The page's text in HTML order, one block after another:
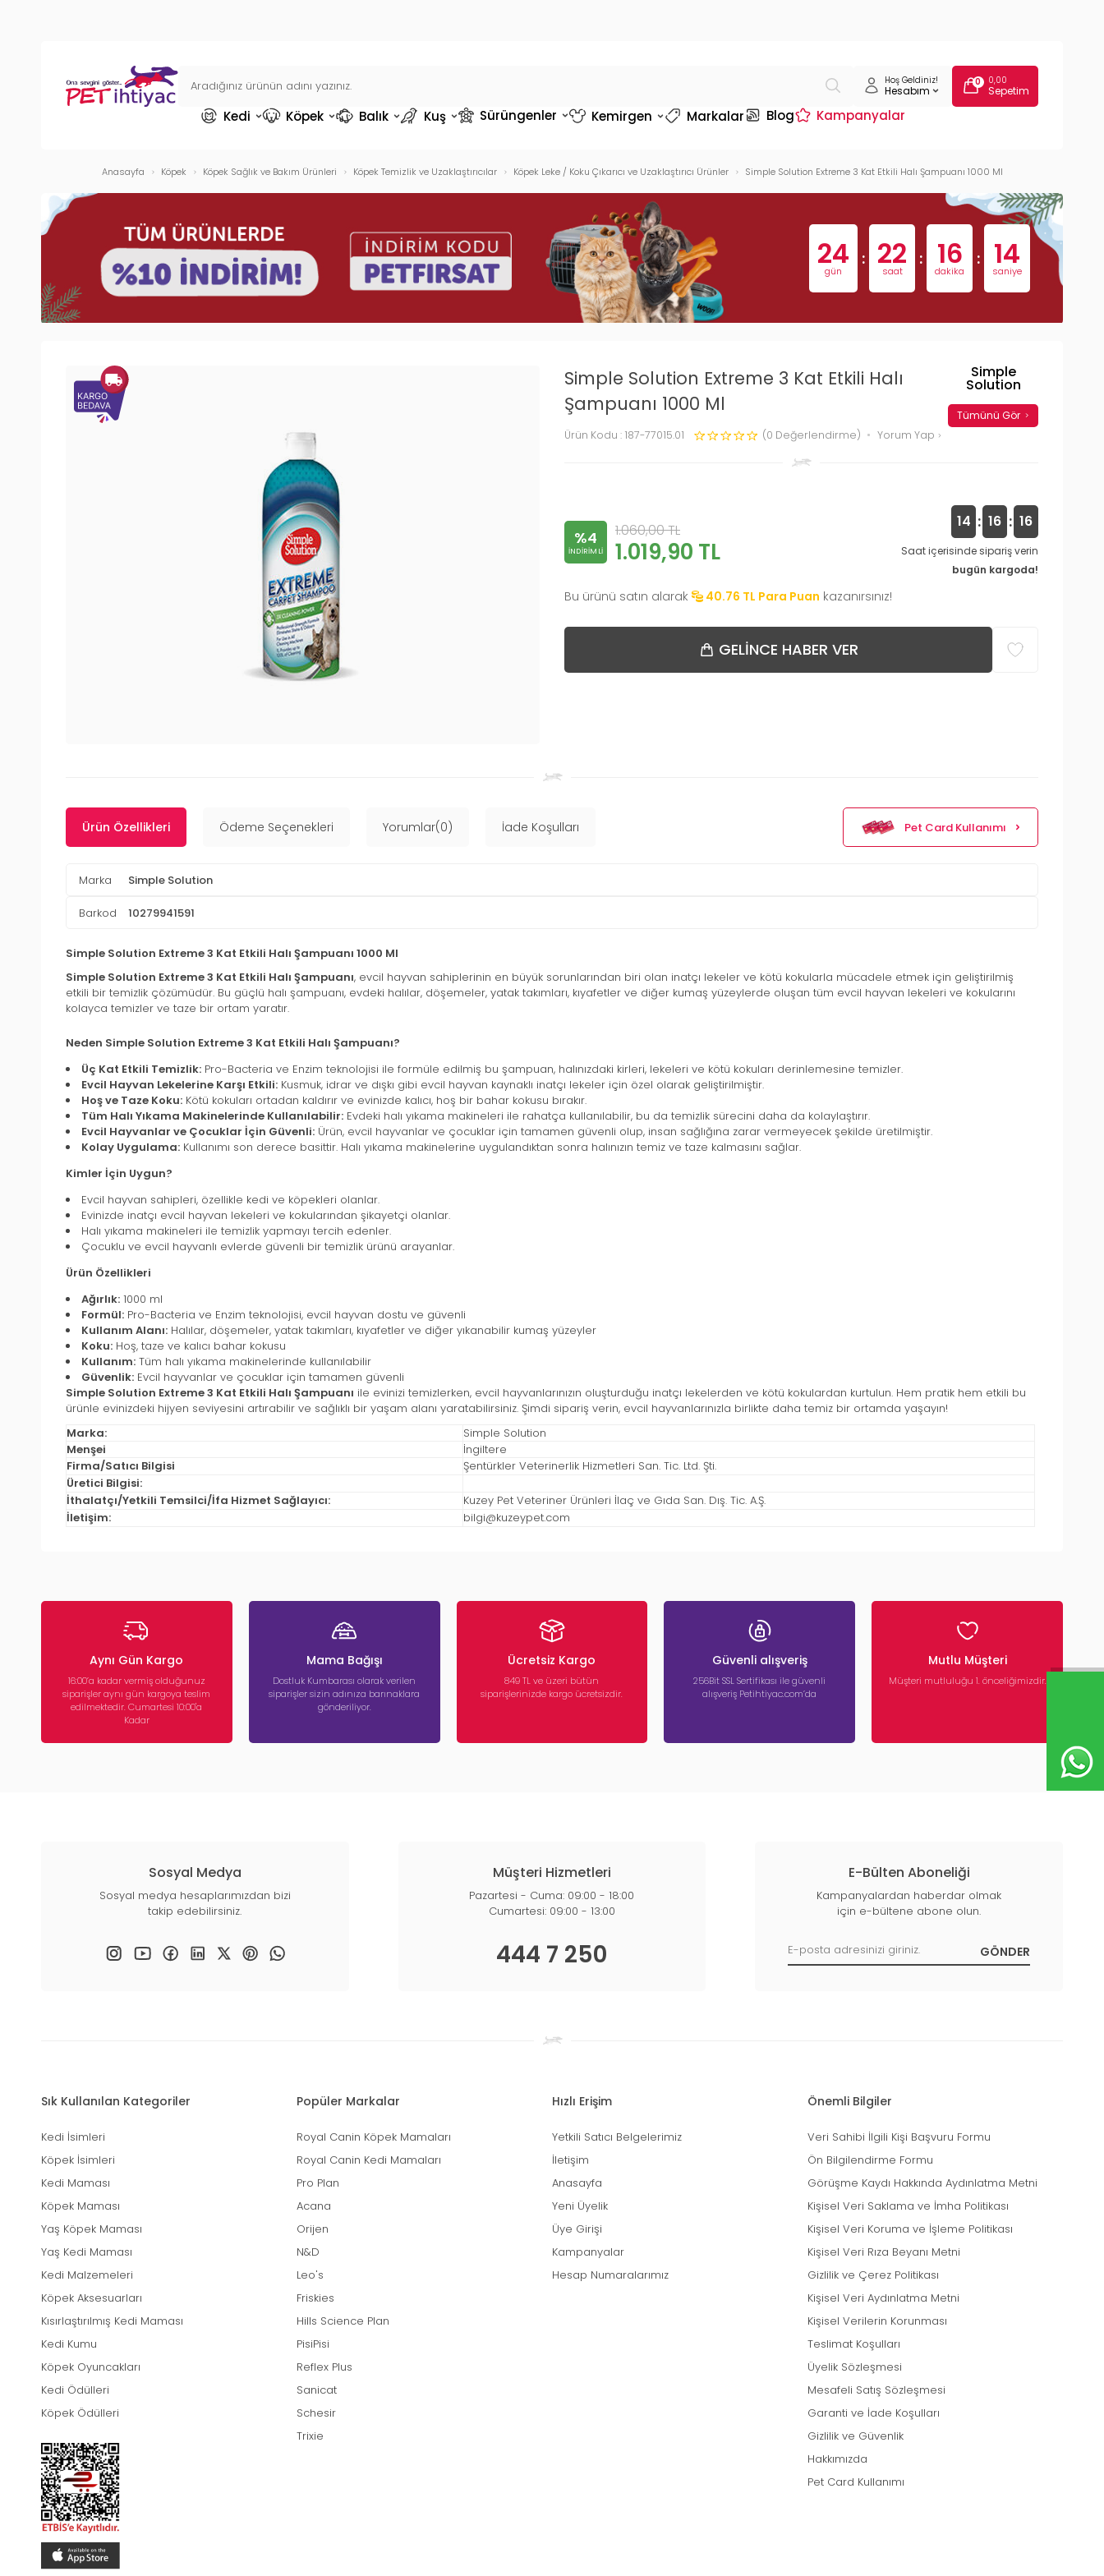
Hoş Geldiniz!
Hesabım
0 0,00
Sepetim
Kedi Köpek Balık Kuş Sürüngenler Kemirgen Markalar Blog Kampanyalar
Anasayfa Köpek Köpek Sağlık ve Bakım Ürünleri Köpek Temizlik ve Uzaklaştırıcılar Köpek Leke / Koku Çıkarıcı ve Uzaklaştırıcı Ürünler Simple Solution Extreme 3 Kat Etkili Halı Şampuanı 1000 Ml
24
gün
: 22
saat
: 16
dakika
: 13
saniye
Simple Solution Extreme 3 Kat Etkili Halı
Şampuanı 1000 Ml
Ürün Kodu : 187-77015.01 (0 Değerlendirme) Yorum Yap
Simple
Solution
Tümünü Gör
%4
INDIRIMLI
1.060,00TL
1.019,90 TL
14 : 16 : 15
Saat içerisinde sipariş verin
bugün kargoda!
Bu ürünü satın alarak 40.76 TL Para Puan kazanırsınız!
GELINCE HABER VER
Ürün Özellikleri Ödeme Seçenekleri Yorumlar(0) İade Koşulları Pet Card Kullanımı
Marka Simple Solution
Barkod 10279941591
Simple Solution Extreme 3 Kat Etkili Halı Şampuanı 1000 Ml
Simple Solution Extreme 3 Kat Etkili Halı Şampuanı, evcil hayvan sahiplerinin en büyük sorunlarından biri olan inatçı lekeler ve kötü kokularla mücadele etmek için geliştirilmiş
etkili bir temizlik çözümüdür. Bu güçlü halı şampuanı, evdeki halılar, döşemeler, yatak takımları, kıyafetler ve diğer kumaş yüzeylerde oluşan tüm evcil hayvan lekeleri ve kokularını
kolayca temizler ve taze bir ortam yaratır.
Neden Simple Solution Extreme 3 Kat Etkili Halı Şampuanı?
Üç Kat Etkili Temizlik: Pro-Bacteria ve Enzim teknolojisi ile formüle edilmiş bu şampuan, halınızdaki kirleri, lekeleri ve kötü kokuları derinlemesine temizler.
Evcil Hayvan Lekelerine Karşı Etkili: Kusmuk, idrar ve dışkı gibi evcil hayvan kaynaklı inatçı lekeler için özel olarak geliştirilmiştir.
Hoş ve Taze Koku: Kötü kokuları ortadan kaldırır ve evinizde kalıcı, hoş bir bahar kokusu bırakır.
Tüm Halı Yıkama Makinelerinde Kullanılabilir: Evdeki halı yıkama makineleri ile rahatça kullanılabilir, bu da temizlik sürecini daha da kolaylaştırır.
Evcil Hayvanlar ve Çocuklar İçin Güvenli: Ürün, evcil hayvanlar ve çocuklar için tamamen güvenli olup, insan sağlığına zarar vermeyecek şekilde üretilmiştir.
Kolay Uygulama: Kullanımı son derece basittir. Halı yıkama makinelerine uygulandıktan sonra halınızın temiz ve taze kalmasını sağlar.
Kimler İçin Uygun?
Evcil hayvan sahipleri, özellikle kedi ve köpekleri olanlar.
Evinizde inatçı evcil hayvan lekeleri ve kokularından şikayetçi olanlar.
Halı yıkama makineleri ile temizlik yapmayı tercih edenler.
Çocuklu ve evcil hayvanlı evlerde güvenli bir temizlik ürünü arayanlar.
Ürün Özellikleri
Ağırlık: 1000 ml
Formül: Pro-Bacteria ve Enzim teknolojisi, evcil hayvan dostu ve güvenli
Kullanım Alanı: Halılar, döşemeler, yatak takımları, kıyafetler ve diğer yıkanabilir kumaş yüzeyler
Koku: Hoş, taze ve kalıcı bahar kokusu
Kullanım: Tüm halı yıkama makinelerinde kullanılabilir
Güvenlik: Evcil hayvanlar ve çocuklar için tamamen güvenli
Simple Solution Extreme 3 Kat Etkili Halı Şampuanı ile evinizi temizlerken, evcil hayvanlarınızın oluşturduğu inatçı lekelerden ve kötü kokulardan kurtulun. Hem pratik hem etkili bu
ürünle evinizdeki hijyen seviyesini artırabilir ve sağlıklı bir yaşam alanı yaratabilirsiniz. Şimdi sipariş verin, evcil hayvanlarınızla birlikte daha temiz bir ortamda yaşayın!
Marka:
Simple Solution
Menşei
İngiltere
Firma/Satıcı Bilgisi
Şentürkler Veterinerlik Hizmetleri San. Tic. Ltd. Şti.
Üretici Bilgisi:
İthalatçı/Yetkili Temsilci/İfa Hizmet Sağlayıcı:
Kuzey Pet Veteriner Ürünleri İlaç ve Gıda San. Dış. Tic. A.Ş.
İletişim:
bilgi@kuzeypet.com
Aynı Gün Kargo
16:00’a kadar vermiş olduğunuz
siparişler aynı gün kargoya teslim
edilmektedir. Cumartesi 10:00'a
Kadar
Mama Bağışı
Dostluk Kumbarası olarak verilen
siparişler sizin adınıza barınaklara
gönderiliyor.
Ücretsiz Kargo
849 TL ve üzeri bütün
siparişlerinizde kargo ücretsizdir.
Güvenli alışveriş
256Bit SSL Sertifikası ile güvenli
alışveriş Petihtiyac.com’da
Mutlu Müşteri
Müşteri mutluluğu 1. önceliğimizdir.
Sosyal Medya
Sosyal medya hesaplarımızdan bizi
takip edebilirsiniz.
Müşteri Hizmetleri
Pazartesi - Cuma: 09:00 - 18:00
Cumartesi: 09:00 - 13:00
444 7 250
E-Bülten Aboneliği
Kampanyalardan haberdar olmak
için e-bültene abone olun.
Sık Kullanılan Kategoriler
Kedi İsimleri
Köpek İsimleri
Kedi Maması
Köpek Maması
Yaş Köpek Maması
Yaş Kedi Maması
Kedi Malzemeleri
Köpek Aksesuarları
Kısırlaştırılmış Kedi Maması
Kedi Kumu
Köpek Oyuncakları
Kedi Ödülleri
Köpek Ödülleri
Popüler Markalar
Royal Canin Köpek Mamaları
Royal Canin Kedi Mamaları
Pro Plan
Acana
Orijen
N&D
Leo's
Friskies
Hills Science Plan
PisiPisi
Reflex Plus
Sanicat
Schesir
Trixie
Hızlı Erişim
Yetkili Satıcı Belgelerimiz
İletişim
Anasayfa
Yeni Üyelik
Üye Girişi
Kampanyalar
Hesap Numaralarımız
Önemli Bilgiler
Veri Sahibi İlgili Kişi Başvuru Formu
Ön Bilgilendirme Formu
Görüşme Kaydı Hakkında Aydınlatma Metni
Kişisel Veri Saklama ve İmha Politikası
Kişisel Veri Koruma ve İşleme Politikası
Kişisel Veri Rıza Beyanı Metni
Gizlilik ve Çerez Politikası
Kişisel Veri Aydınlatma Metni
Kişisel Verilerin Korunması
Teslimat Koşulları
Üyelik Sözleşmesi
Mesafeli Satış Sözleşmesi
Garanti ve İade Koşulları
Gizlilik ve Güvenlik
Hakkımızda
Pet Card Kullanımı